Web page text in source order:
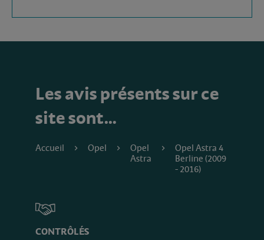
Les avis présents sur ce
site sont…
Accueil Opel
Opel
Astra
Opel Astra 4
Berline (2009
- 2016)
CONTRÔLÉS